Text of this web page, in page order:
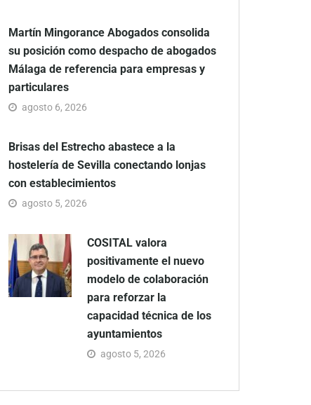
Martín Mingorance Abogados consolida
su posición como despacho de abogados
Málaga de referencia para empresas y
particulares
agosto 6, 2026
Brisas del Estrecho abastece a la
hostelería de Sevilla conectando lonjas
con establecimientos
agosto 5, 2026
COSITAL valora
positivamente el nuevo
modelo de colaboración
para reforzar la
capacidad técnica de los
ayuntamientos
agosto 5, 2026